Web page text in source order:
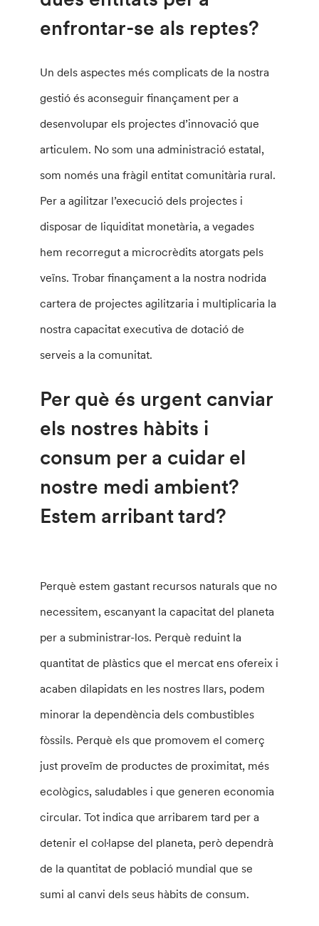
enfrontar-se als reptes?
Un dels aspectes més complicats de la nostra
gestió és aconseguir finançament per a
desenvolupar els projectes d’innovació que
articulem. No som una administració estatal,
som només una fràgil entitat comunitària rural.
Per a agilitzar l’execució dels projectes i
disposar de liquiditat monetària, a vegades
hem recorregut a microcrèdits atorgats pels
veïns. Trobar finançament a la nostra nodrida
cartera de projectes agilitzaria i multiplicaria la
nostra capacitat executiva de dotació de
serveis a la comunitat.
Per què és urgent canviar
els nostres hàbits i
consum per a cuidar el
nostre medi ambient?
Estem arribant tard?
Perquè estem gastant recursos naturals que no
necessitem, escanyant la capacitat del planeta
per a subministrar-los. Perquè reduint la
quantitat de plàstics que el mercat ens ofereix i
acaben dilapidats en les nostres llars, podem
minorar la dependència dels combustibles
fòssils. Perquè els que promovem el comerç
just proveïm de productes de proximitat, més
ecològics, saludables i que generen economia
circular. Tot indica que arribarem tard per a
detenir el col·lapse del planeta, però dependrà
de la quantitat de població mundial que se
sumi al canvi dels seus hàbits de consum.